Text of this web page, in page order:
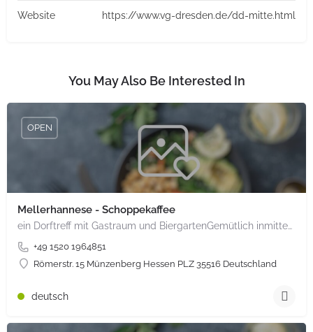
Website https://www.vg-dresden.de/dd-mitte.html
You May Also Be Interested In
Mellerhannese - Schoppekaffee
ein Dorftreff mit Gastraum und BiergartenGemütlich inmitten unserem idyllischen Trais Münzenberg, entlang…
+49 1520 1964851
Römerstr. 15 Münzenberg Hessen PLZ 35516 Deutschland
OPEN
deutsch